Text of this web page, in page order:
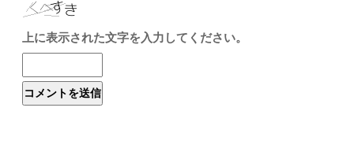
上に表示された文字を入力してください。